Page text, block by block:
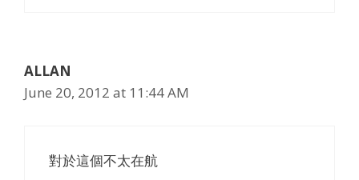
ALLAN
June 20, 2012 at 11:44 AM
對於這個不太在航